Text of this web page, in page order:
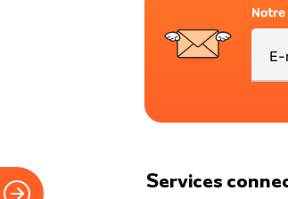
E-
Services